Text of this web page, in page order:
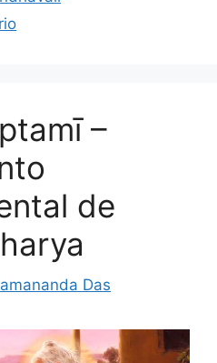
–
de
Das